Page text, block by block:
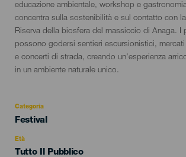
del
evento
educazione ambientale, workshop e
concentra sulla sostenibilità e sul contatto con
Riserva della biosfera del massiccio di Anaga. I
possono godersi sentieri escursionistici,
e concerti di strada, creando un'esperienza
in un ambiente naturale unico.
Categoria
Categoría
evento
Festival
Età
Edad
Tutto Il Pubblico